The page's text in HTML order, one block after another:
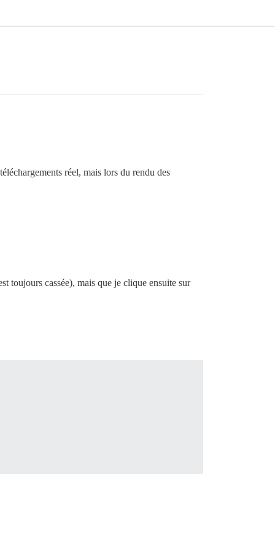
réel, mais lors du rendu des
toujours cassée), mais que je clique ensuite sur